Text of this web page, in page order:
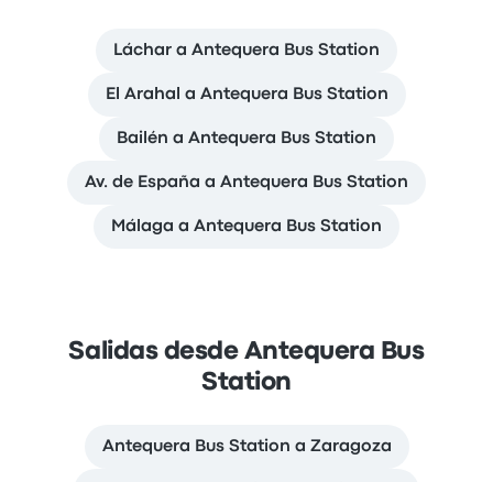
Láchar a Antequera Bus Station
El Arahal a Antequera Bus Station
Bailén a Antequera Bus Station
Av. de España a Antequera Bus Station
Málaga a Antequera Bus Station
Salidas desde Antequera Bus
Station
Antequera Bus Station a Zaragoza